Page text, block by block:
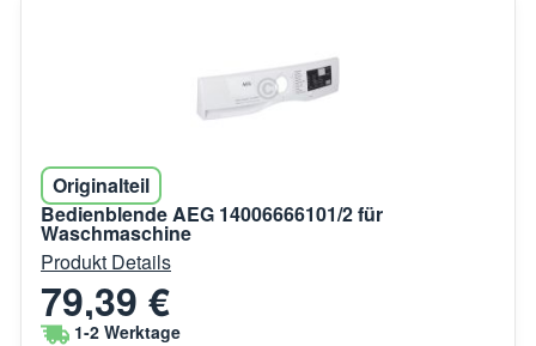
Originalteil
Bedienblende AEG 14006666101/2 für
Waschmaschine
Produkt Details
79,39 €
1-2 Werktage